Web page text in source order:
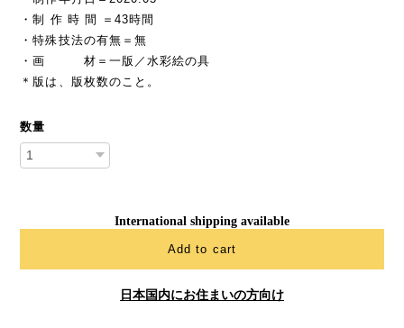
・制 作 時 間 ＝43時間
・特殊技法の有無＝無
・画 材＝一版／水彩絵の具
＊版は、版枚数のこと。
数量
International shipping available
Add to cart
日本国内にお住まいの方向け